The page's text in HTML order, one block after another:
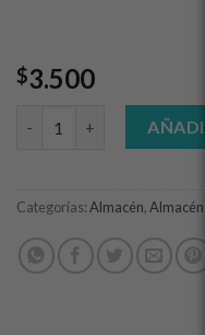
$3.500
Pan integral vegano
Categorías:Almacén,Almacén